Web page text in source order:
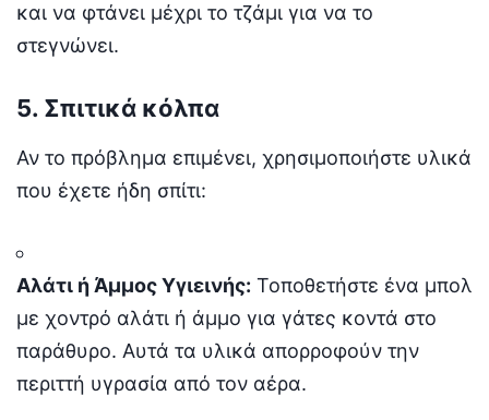
και να φτάνει μέχρι το τζάμι για να το
στεγνώνει.
5. Σπιτικά κόλπα
Αν το πρόβλημα επιμένει, χρησιμοποιήστε υλικά
που έχετε ήδη σπίτι:
Αλάτι ή Άμμος Υγιεινής: Τοποθετήστε ένα μπολ
με χοντρό αλάτι ή άμμο για γάτες κοντά στο
παράθυρο. Αυτά τα υλικά απορροφούν την
περιττή υγρασία από τον αέρα.